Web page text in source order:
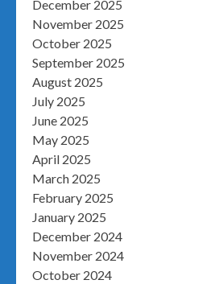
December 2025
November 2025
October 2025
September 2025
August 2025
July 2025
June 2025
May 2025
April 2025
March 2025
February 2025
January 2025
December 2024
November 2024
October 2024